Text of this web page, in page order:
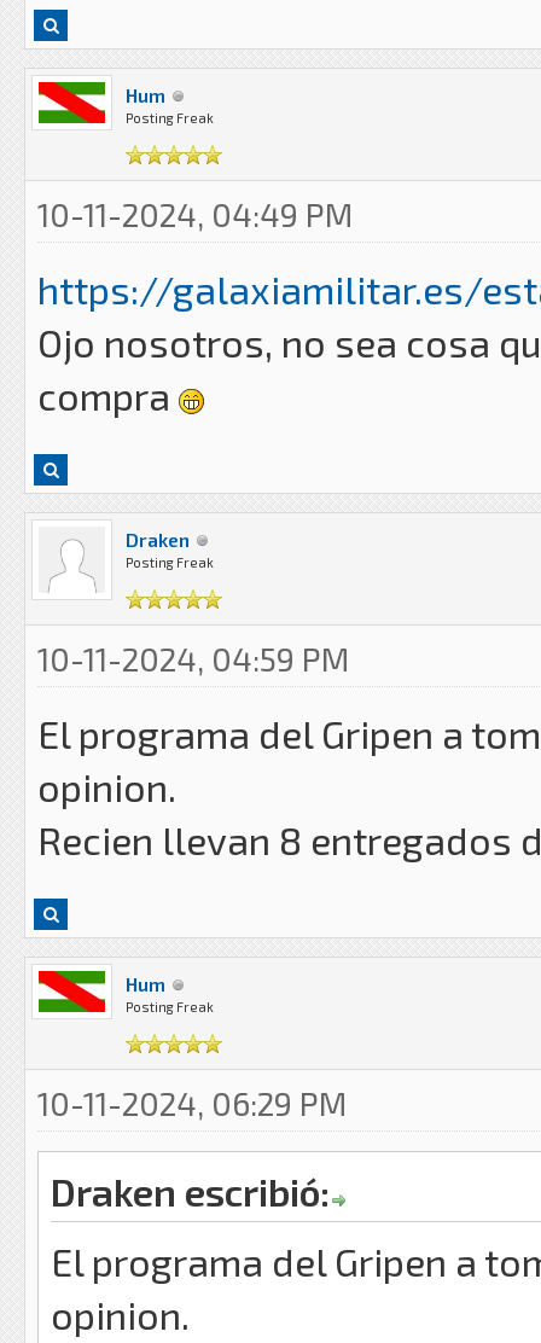
Hum
Posting Freak
10-11-2024, 04:49 PM
https://galaxiamilitar.es/
Ojo nosotros, no sea cosa
compra
Draken
Posting Freak
10-11-2024, 04:59 PM
El programa del Gripen a
opinion.
Recien llevan 8 entregados
Hum
Posting Freak
10-11-2024, 06:29 PM
Draken escribió:
El programa del Gripen a
opinion.